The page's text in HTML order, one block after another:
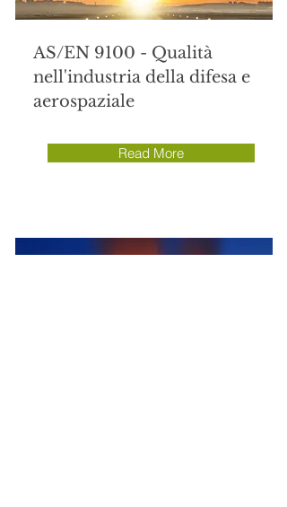
AS/EN 9100 - Qualità
nell'industria della difesa e
aerospaziale
Read More